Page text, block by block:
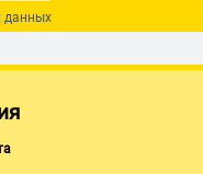
данных